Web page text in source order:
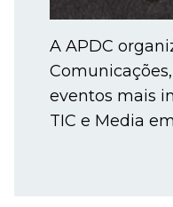
A APDC
eventos mais
TIC e Media